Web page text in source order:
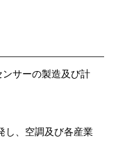
サーの製造及び計
し、空調及び各産業